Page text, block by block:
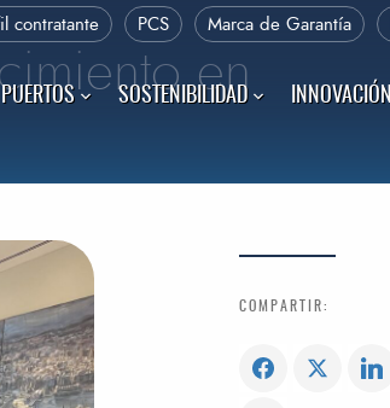
contratante PCS Marca de Garantía
PUERTOS SOSTENIBILIDAD INNOVACIÓN
en
COMPARTIR: